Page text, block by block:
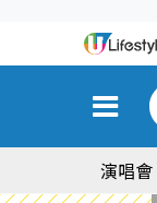
演唱會